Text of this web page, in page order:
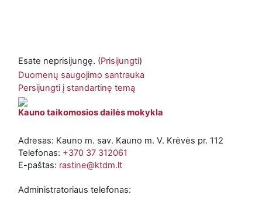
Esate neprisijungę. (Prisijungti)
Duomenų saugojimo santrauka
Persijungti į standartinę temą
Kauno taikomosios dailės mokykla
Adresas: Kauno m. sav. Kauno m. V. Krėvės pr. 112
Telefonas: +370 37 312061
E-paštas: rastine@ktdm.lt
Administratoriaus telefonas: